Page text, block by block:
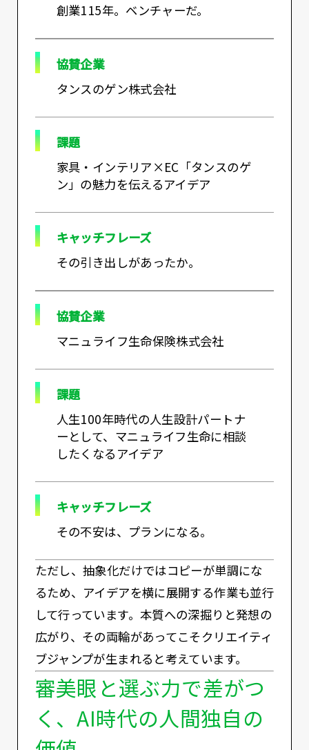
創業115年。ベンチャーだ。
協賛企業
タンスのゲン株式会社
課題
家具・インテリア×EC「タンスのゲ
ン」の魅力を伝えるアイデア
キャッチフレーズ
その引き出しがあったか。
協賛企業
マニュライフ生命保険株式会社
課題
人生100年時代の人生設計パートナ
ーとして、マニュライフ生命に相談
したくなるアイデア
キャッチフレーズ
その不安は、プランになる。
ただし、抽象化だけではコピーが単調にな
るため、アイデアを横に展開する作業も並行
して行っています。本質への深掘りと発想の
広がり、その両輪があってこそクリエイティ
ブジャンプが生まれると考えています。
審美眼と選ぶ力で差がつ
く、AI時代の人間独自の